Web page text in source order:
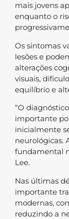
mais jovens
enquanto o
Os sintomas
lesões e
alterações
visuais,
equilíbrio e
“O
importante
inicialmente
neurológicas.
fundamental
Lee.
Nas últimas
importante
modernas,
reduzindo a